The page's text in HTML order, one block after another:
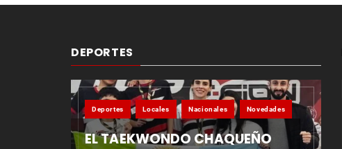
DEPORTES
Deportes Locales Nacionales Novedades
EL TAEKWONDO CHAQUEÑO